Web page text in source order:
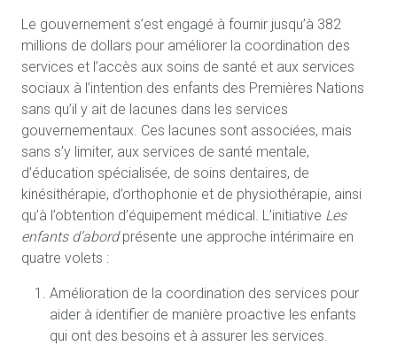
Le gouvernement s’est engagé à fournir jusqu’à 382
millions de dollars pour améliorer la coordination des
services et l’accès aux soins de santé et aux services
sociaux à l’intention des enfants des Premières Nations
sans qu’il y ait de lacunes dans les services
gouvernementaux. Ces lacunes sont associées, mais
sans s’y limiter, aux services de santé mentale,
d’éducation spécialisée, de soins dentaires, de
kinésithérapie, d’orthophonie et de physiothérapie, ainsi
qu’à l’obtention d’équipement médical. L’initiative Les
enfants d’abordprésente une approche intérimaire en
quatre volets :
Amélioration de la coordination des services pour
aider à identifier de manière proactive les enfants
qui ont des besoins et à assurer les services.